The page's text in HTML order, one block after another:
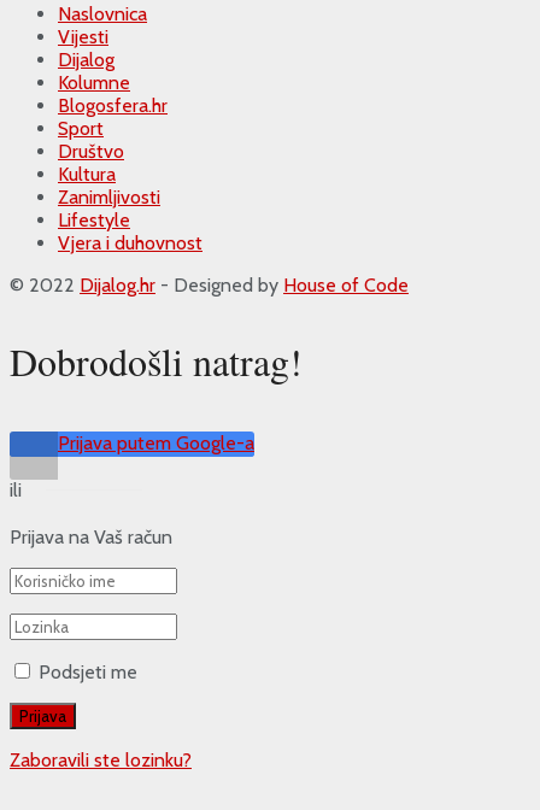
Naslovnica
Vijesti
Dijalog
Kolumne
Blogosfera.hr
Sport
Društvo
Kultura
Zanimljivosti
Lifestyle
Vjera i duhovnost
© 2022 Dijalog.hr - Designed by House of Code
Dobrodošli natrag!
Prijava putem Google-a
ili
Prijava na Vaš račun
Podsjeti me
Zaboravili ste lozinku?